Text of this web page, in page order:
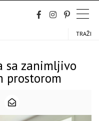
TRAŽI
sa zanimljivo
prostorom